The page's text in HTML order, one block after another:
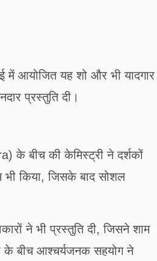
में आयोजित यह शो और भी यादगार
प्रस्तुति दी।
के बीच की केमिस्ट्री ने दर्शकों
भी किया, जिसके बाद सोशल
ने भी प्रस्तुति दी, जिसने शाम
के बीच आश्चर्यजनक सहयोग ने